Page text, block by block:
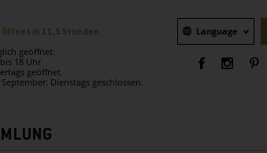
Öffnet in 11,5 Stunden.
geöffnet:
18 Uhr
geöffnet.
Dienstags geschlossen.
Sprachauswahl
Language